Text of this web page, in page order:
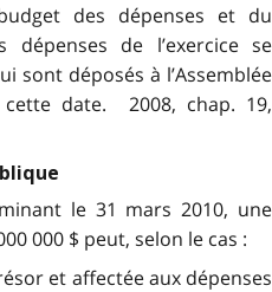
des dépenses et du
dépenses de l’exercice se
sont déposés à l’Assemblée
date. 2008, chap. 19,
le 31 mars 2010, une
000 $ peut, selon le cas :
et affectée aux dépenses